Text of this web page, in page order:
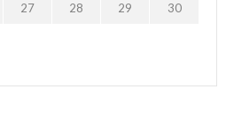
27 28 29 30